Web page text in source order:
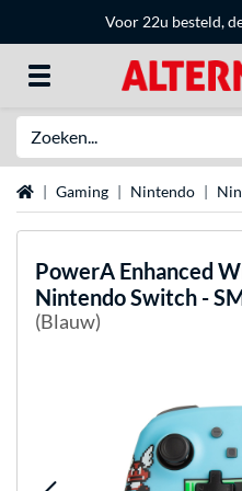
Voor 22u besteld,
HomeGaming Nintendo
PowerA Enhanced
Nintendo Switch -
(Blauw)